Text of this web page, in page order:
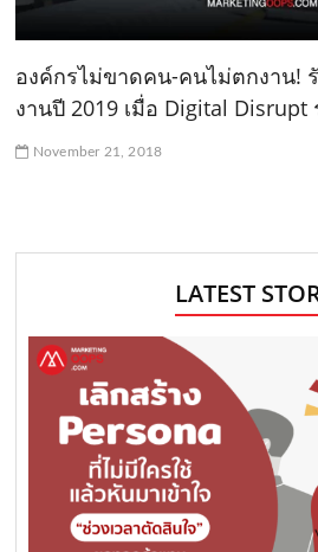
องค์กรไม่ขาดคน-คนไม่ตกงาน!
งานปี 2019 เมื่อ Digital Disrupt
November 21, 2018
LATEST